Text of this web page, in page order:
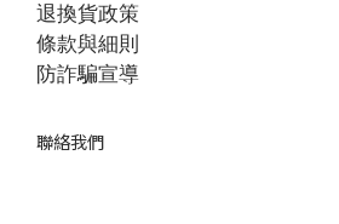
退換貨政策
條款與細則
防詐騙宣導
聯絡我們